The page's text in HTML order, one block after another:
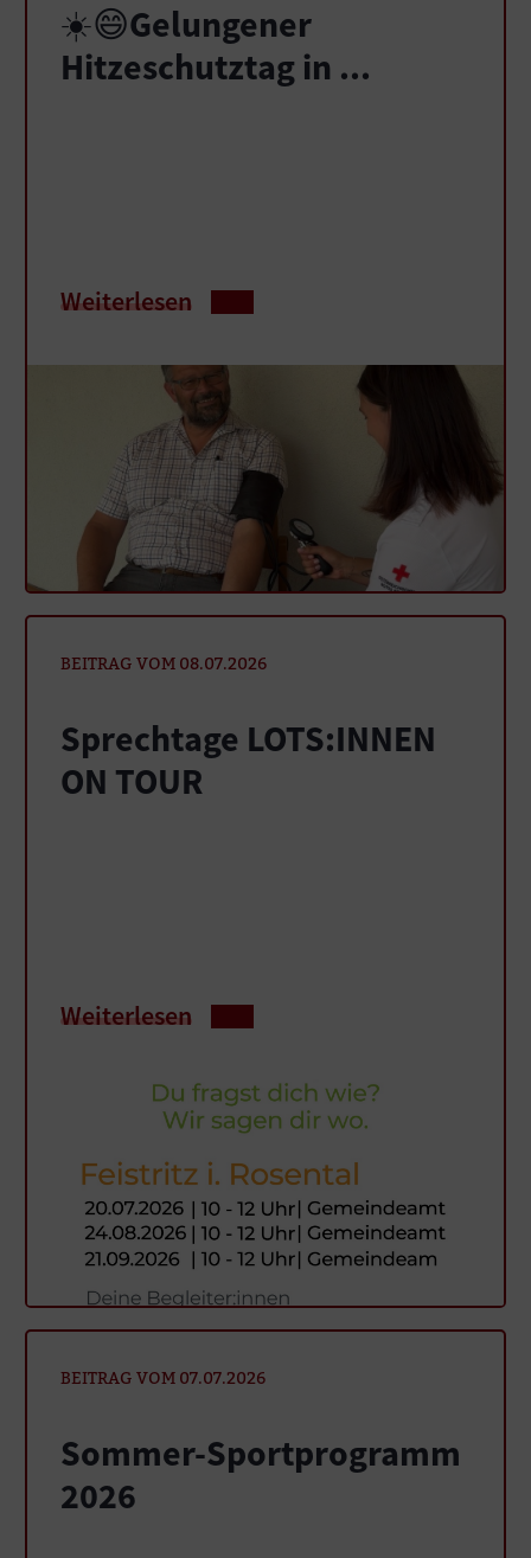
☀️😄Gelungener
Hitzeschutztag in ...
Weiterlesen
BEITRAG VOM 08.07.2026
Sprechtage LOTS:INNEN
ON TOUR
Weiterlesen
BEITRAG VOM 07.07.2026
Sommer-Sportprogramm
2026